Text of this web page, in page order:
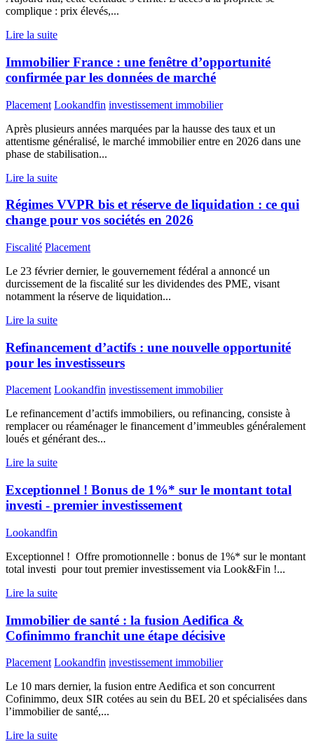
complique : prix élevés,...
Lire la suite
Immobilier France : une fenêtre d’opportunité
confirmée par les données de marché
Placement Lookandfin investissement immobilier
Après plusieurs années marquées par la hausse des taux et un
attentisme généralisé, le marché immobilier entre en 2026 dans une
phase de stabilisation...
Lire la suite
Régimes VVPR bis et réserve de liquidation : ce qui
change pour vos sociétés en 2026
Fiscalité Placement
Le 23 février dernier, le gouvernement fédéral a annoncé un
durcissement de la fiscalité sur les dividendes des PME, visant
notamment la réserve de liquidation...
Lire la suite
Refinancement d’actifs : une nouvelle opportunité
pour les investisseurs
Placement Lookandfin investissement immobilier
Le refinancement d’actifs immobiliers, ou refinancing, consiste à
remplacer ou réaménager le financement d’immeubles généralement
loués et générant des...
Lire la suite
Exceptionnel ! Bonus de 1%* sur le montant total
investi - premier investissement
Lookandfin
Exceptionnel ! Offre promotionnelle : bonus de 1%* sur le montant
total investi pour tout premier investissement via Look&Fin !...
Lire la suite
Immobilier de santé : la fusion Aedifica &
Cofinimmo franchit une étape décisive
Placement Lookandfin investissement immobilier
Le 10 mars dernier, la fusion entre Aedifica et son concurrent
Cofinimmo, deux SIR cotées au sein du BEL 20 et spécialisées dans
l’immobilier de santé,...
Lire la suite